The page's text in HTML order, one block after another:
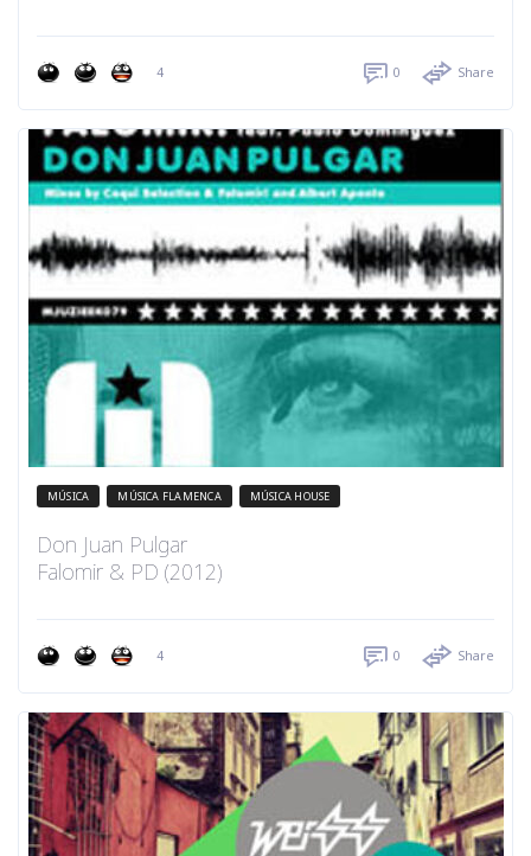
4 0 Share
MÚSICA MÚSICA FLAMENCA MÚSICA HOUSE
Don Juan Pulgar
Falomir & PD (2012)
4 0 Share